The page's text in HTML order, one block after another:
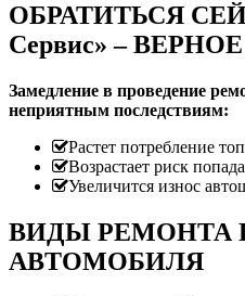
ОБРАТИТЬСЯ
Сервис» –
Замедление в проведение
неприятным последствиям:
Растет потребление
Возрастает риск
Увеличится износ
ВИДЫ РЕМОНТА
АВТОМОБИЛЯ